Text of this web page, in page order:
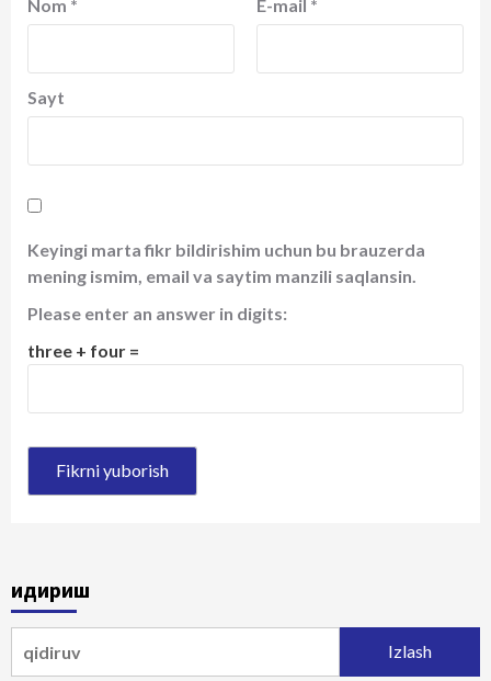
Nom * E-mail *
Sayt
Keyingi marta fikr bildirishim uchun bu brauzerda
mening ismim, email va saytim manzili saqlansin.
Please enter an answer in digits:
three + four =
Қидириш